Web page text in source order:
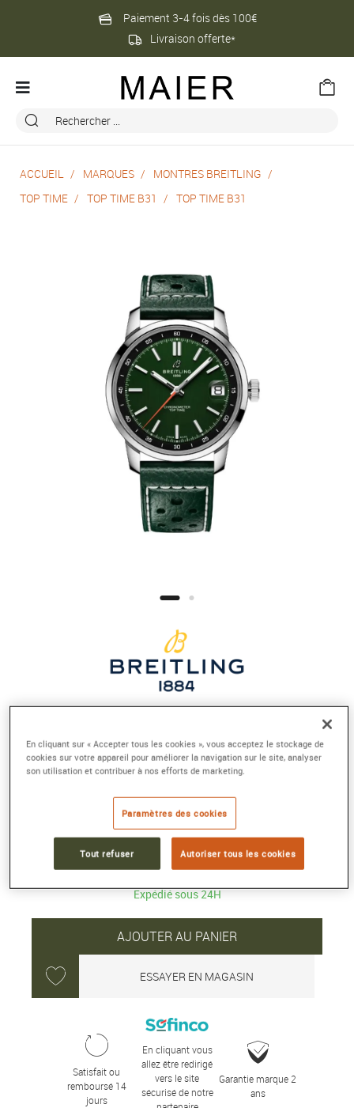
Paiement 3-4 fois dès 100€
Livraison offerte*
ACCUEIL MARQUES
MONTRES BREITLING
TOP TIME
TOP TIME B31 TOP TIME B31
TOP TIME B31
Acier inoxydable, vert
AB3113171L1X1
Collection :TOP TIME B31
5 700 €
Expédié sous 24H
AJOUTER AU PANIER
ESSAYER EN MAGASIN
Satisfait ou
remboursé 14
jours
En cliquant vous
allez être redirigé
vers le site
sécurisé de notre
Garantie marque 2
ans
En cliquant sur « Accepter tous les cookies », vous acceptez le stockage de
cookies sur votre appareil pour améliorer la navigation sur le site, analyser
son utilisation et contribuer à nos efforts de marketing.
Paramètres des cookies
Tout refuser Autoriser tous les cookies